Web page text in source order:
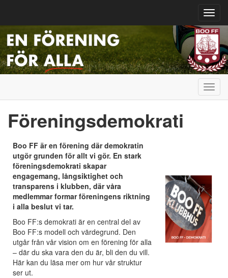
Föreningsdemokrati
Boo FF är en förening där demokratin
utgör grunden för allt vi gör. En stark
föreningsdemokrati skapar
engagemang, långsiktighet och
transparens i klubben, där våra
medlemmar formar föreningens riktning
i alla beslut vi tar.
Boo FF:s demokrati är en central del av
Boo FF:s modell och värdegrund. Den
utgår från vår vision om en förening för alla
– där du ska vara den du är, bli den du vill.
Här kan du läsa mer om hur vår struktur
ser ut.